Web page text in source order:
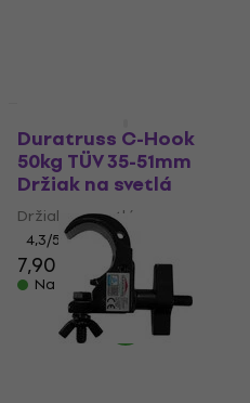
Duratruss C-Hook
50kg TÜV 35-51mm
Držiak na svetlá
Držiak na svetlá
4,3/5
7,90 €
Na sklade